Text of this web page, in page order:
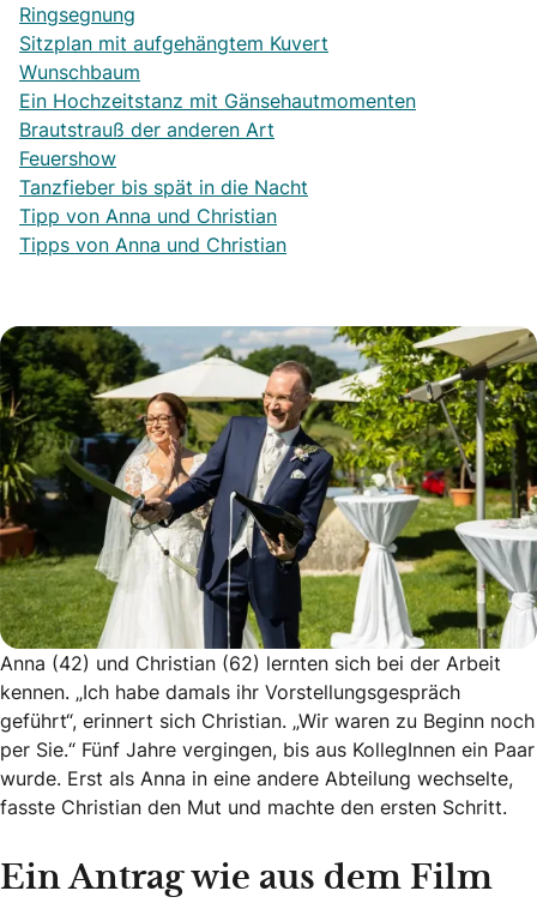
Ringsegnung
Sitzplan mit aufgehängtem Kuvert
Wunschbaum
Ein Hochzeitstanz mit Gänsehautmomenten
Brautstrauß der anderen Art
Feuershow
Tanzfieber bis spät in die Nacht
Tipp von Anna und Christian
Tipps von Anna und Christian
Anna (42) und Christian (62) lernten sich bei der Arbeit
kennen. „Ich habe damals ihr Vorstellungsgespräch
geführt“, erinnert sich Christian. „Wir waren zu Beginn noch
per Sie.“ Fünf Jahre vergingen, bis aus KollegInnen ein Paar
wurde. Erst als Anna in eine andere Abteilung wechselte,
fasste Christian den Mut und machte den ersten Schritt.
Ein Antrag wie aus dem Film